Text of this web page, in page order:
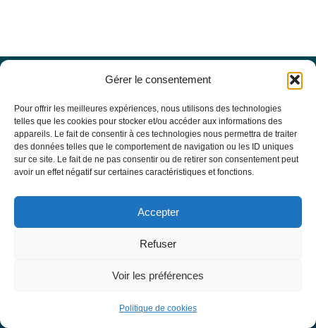
Gérer le consentement
Pour offrir les meilleures expériences, nous utilisons des technologies
telles que les cookies pour stocker et/ou accéder aux informations des
appareils. Le fait de consentir à ces technologies nous permettra de traiter
des données telles que le comportement de navigation ou les ID uniques
sur ce site. Le fait de ne pas consentir ou de retirer son consentement peut
avoir un effet négatif sur certaines caractéristiques et fonctions.
Accepter
Refuser
Voir les préférences
Politique de cookies
Actualités
Agenda
Missions du site
Mentions légales
Conditions générales d’utilisation
Base de données EBMT Registry